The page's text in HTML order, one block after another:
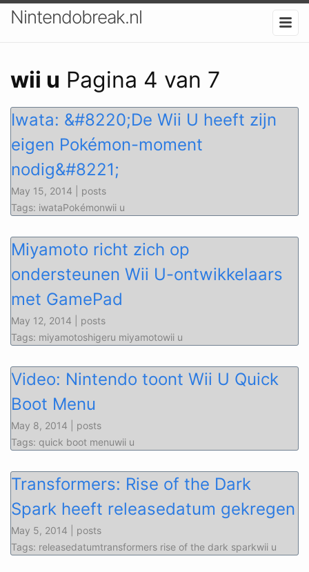
Nintendobreak.nl
wii u Pagina 4 van 7
Iwata: &#8220;De Wii U heeft zijn
eigen Pokémon-moment
nodig&#8221;
May 15, 2014 | posts
Tags: iwataPokémonwii u
Miyamoto richt zich op
ondersteunen Wii U-ontwikkelaars
met GamePad
May 12, 2014 | posts
Tags: miyamotoshigeru miyamotowii u
Video: Nintendo toont Wii U Quick
Boot Menu
May 8, 2014 | posts
Tags: quick boot menuwii u
Transformers: Rise of the Dark
Spark heeft releasedatum gekregen
May 5, 2014 | posts
Tags: releasedatumtransformers rise of the dark sparkwii u